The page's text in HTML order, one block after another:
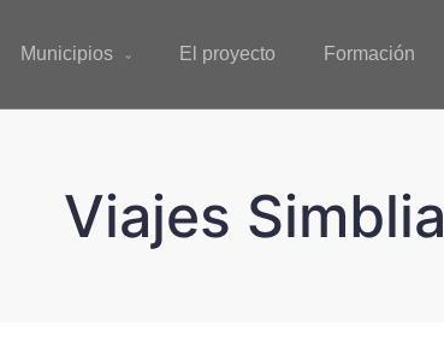
Municipios El proyecto Formación
Viajes Simblia